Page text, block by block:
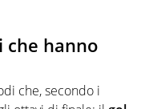
che hanno
che, secondo i